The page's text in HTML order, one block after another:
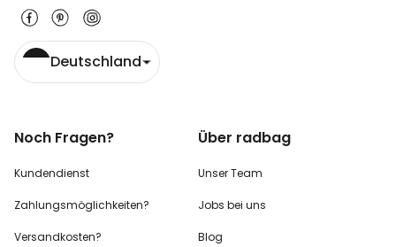
Deutschland
Noch Fragen?
Kundendienst
Zahlungsmöglichkeiten?
Versandkosten?
Über radbag
Unser Team
Jobs bei uns
Blog